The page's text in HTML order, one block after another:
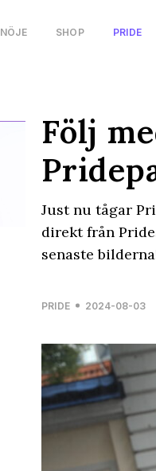
NÖJE SHOP PRIDE
Följ
Just nu tågar
direkt från
senaste
PRIDE 2024-08-03